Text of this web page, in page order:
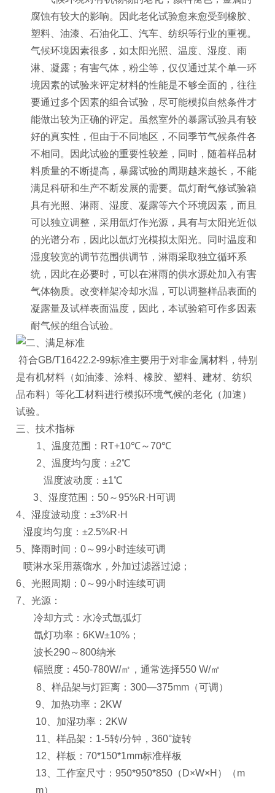
腐蚀有较大的影响。因此老化试验愈来愈受到橡胶、
塑料、油漆、石油化工、汽车、纺织等行业的重视。
气候环境因素很多，如太阳光照、温度、湿度、雨
淋、凝露；有害气体，粉尘等，仅仅通过某个单一环
境因素的试验来评定材料的性能是不够全面的，往往
要通过多个因素的组合试验，尽可能模拟自然条件才
能做出较为正确的评定。虽然室外的暴露试验具有较
好的真实性，但由于不同地区，不同季节气候条件各
不相同。因此试验的重要性较差，同时，随着样品材
料质量的不断提高，暴露试验的周期越来越长，不能
满足科研和生产不断发展的需要。氙灯耐气修试验箱
具有光照、淋雨、湿度、凝露等六个环境因素，而且
可以独立调整，采用氙灯作光源，具有与太阳光近似
的光谱分布，因此以氙灯光模拟太阳光。同时温度和
湿度较宽的调节范围供调节，淋雨采取独立循环系
统，因此在必要时，可以在淋雨的供水源处加入有害
气体物质。改变样架冷却水温，可以调整样品表面的
凝露量及试样表面温度，因此，本试验箱可作多因素
耐气候的组合试验。
二、满足标准
符合GB/T16422.2-99标准主要用于对非金属材料，特别
是有机材料（如油漆、涂料、橡胶、塑料、建材、纺织
品布料）等化工材料进行模拟环境气候的老化（加速）
试验。
三、技术指标
1 、温度范围：RT+10℃～70℃
2 、温度均匀度：±2℃
温度波动度：±1℃
3 、湿度范围：50～95%R·H可调
4 、湿度波动度：±3%R·H
湿度均匀度：±2.5%R·H
5 、降雨时间：0～99小时连续可调
喷淋水采用蒸馏水，外加过滤器过滤；
6 、光照周期：0～99小时连续可调
7 、光源：
冷却方式：水冷式氙弧灯
氙灯功率：6KW±10%；
波长290～800纳米
幅照度：450-780W/㎡ ，通常选择550 W/㎡
8、样品架与灯距离：300—375mm（可调）
9 、加热功率：2KW
10 、加湿功率：2KW
11 、样品架：1-5转/分钟，360°旋转
12 、样板：70*150*1mm标准样板
13 、工作室尺寸：950*950*850（D×W×H）（m
m）